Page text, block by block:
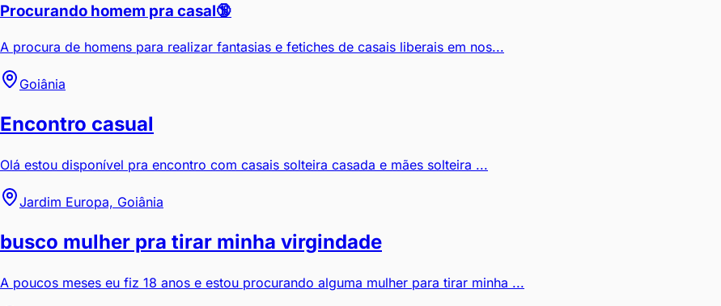
Procurando homem pra casal🔞
A procura de homens para realizar fantasias e fetiches de casais liberais em nos...
Goiânia
Encontro casual
Olá estou disponível pra encontro com casais solteira casada e mães solteira ...
Jardim Europa, Goiânia
busco mulher pra tirar minha virgindade
A poucos meses eu fiz 18 anos e estou procurando alguma mulher para tirar minha ...